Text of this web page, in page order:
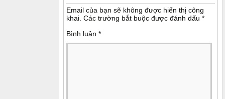
Email của bạn sẽ không được hiển thị công
khai. Các trường bắt buộc được đánh dấu *
Bình luận *